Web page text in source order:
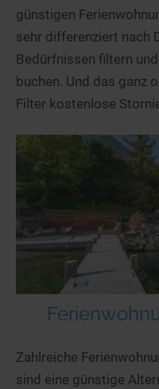
günstigen
sehr differenziert nach
Bedürfnissen filtern
buchen. Und das ganz
Filter kostenlose
Zahlreiche
sind eine günstige